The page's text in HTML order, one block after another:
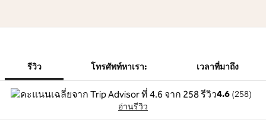
รีวิว โทรศัพท์หาเรา: เวลาที่มาถึง
4.6 (258)
อ่านรีวิว